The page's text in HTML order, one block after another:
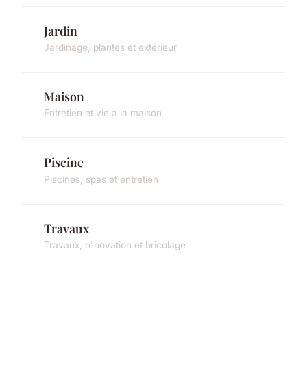
Jardin
Jardinage, plantes et extérieur
Maison
Entretien et vie à la maison
Piscine
Piscines, spas et entretien
Travaux
Travaux, rénovation et bricolage